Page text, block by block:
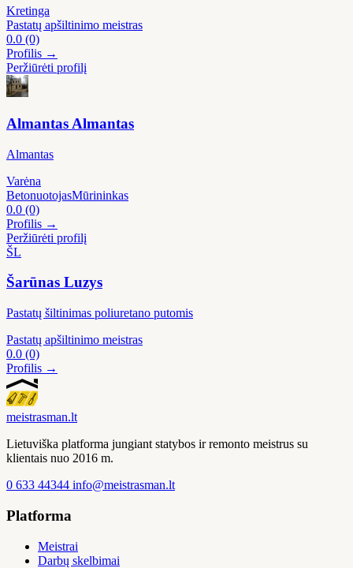
Kretinga
Pastatų apšiltinimo meistras
0.0 (0)
Profilis →
Peržiūrėti profilį
Almantas Almantas
Almantas
Varėna
BetonuotojasMūrininkas
0.0 (0)
Profilis →
Peržiūrėti profilį
ŠL
Šarūnas Luzys
Pastatų šiltinimas poliuretano putomis
Pastatų apšiltinimo meistras
0.0 (0)
Profilis →
meistrasman.lt
Lietuviška platforma jungiant statybos ir remonto meistrus su
klientais nuo 2016 m.
0 633 44344 info@meistrasman.lt
Platforma
Meistrai
Darbų skelbimai